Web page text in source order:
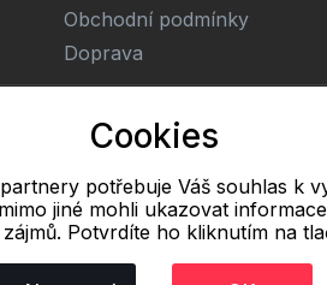
Obchodní podmínky
Doprava
E-mail
info@freetextil.cz
Cookies
potřebuje Váš souhlas k
jiné mohli ukazovat
Potvrdíte ho kliknutím na